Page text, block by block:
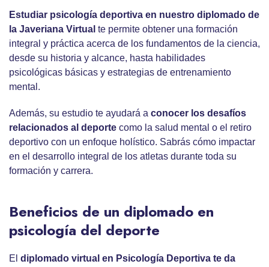
Estudiar psicología deportiva en nuestro diplomado de
la Javeriana Virtual te permite obtener una formación
integral y práctica acerca de los fundamentos de la ciencia,
desde su historia y alcance, hasta habilidades
psicológicas básicas y estrategias de entrenamiento
mental.
Además, su estudio te ayudará a conocer los desafíos
relacionados al deporte como la salud mental o el retiro
deportivo con un enfoque holístico. Sabrás cómo impactar
en el desarrollo integral de los atletas durante toda su
formación y carrera.
Beneficios de un diplomado en
psicología del deporte
El diplomado virtual en Psicología Deportiva te da